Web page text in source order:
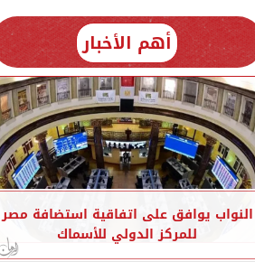
أهم الأخبار
النواب يوافق على اتفاقية استضافة مصر
للمركز الدولي للأسماك